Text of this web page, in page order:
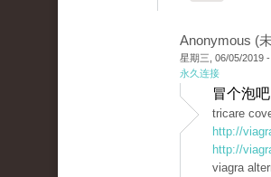
Anonymous (
星期三, 06/05/2019
永久连接
冒个泡
tricare
http://
http://
viagra